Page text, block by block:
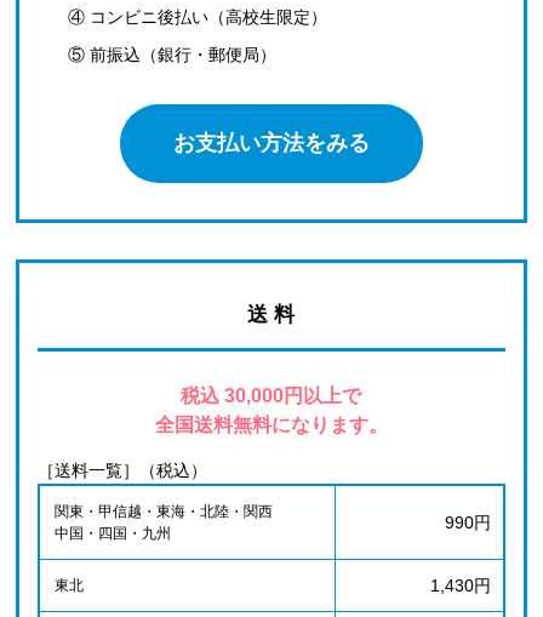
④ コンビニ後払い（高校生限定）
⑤ 前振込（銀行・郵便局）
お支払い方法をみる
送 料
税込 30,000円以上で
全国送料無料になります。
［送料一覧］（税込）
関東・甲信越・東海・北陸・関西
中国・四国・九州
990円
東北 1,430円